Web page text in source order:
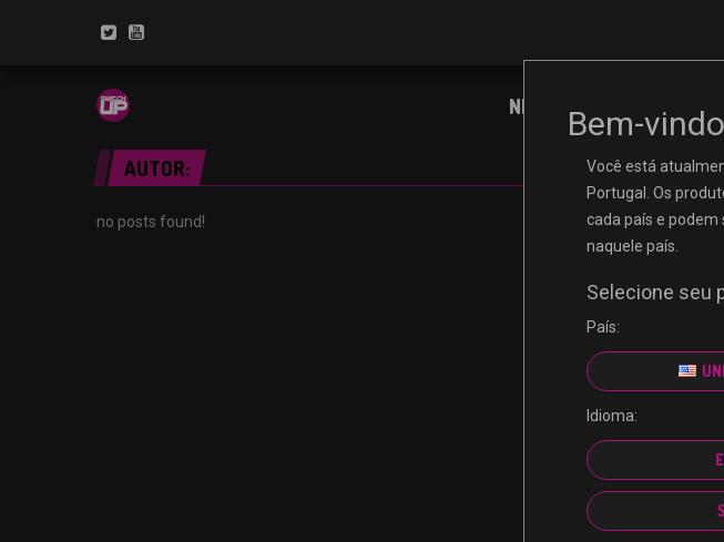
Bem-
Você está
Portugal. Os
cada país e podem
naquele país.
Selecione seu
País:
Idioma:
NINTENDO XBOX
AUTOR:
no posts found!